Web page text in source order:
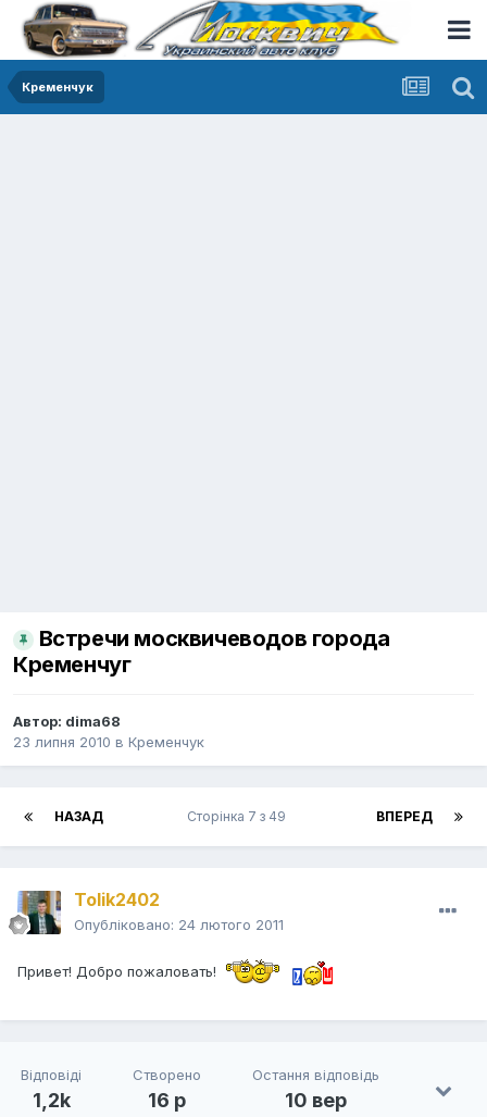
Кременчук
Встречи москвичеводов города
Кременчуг
Автор: dima68
23 липня 2010 в Кременчук
НАЗАД ВПЕРЕД
Сторінка 7 з 49
Tolik2402
Опубліковано: 24 лютого 2011
Привет! Добро пожаловать!
Відповіді
1,2k
Створено
16 р
Остання відповідь
10 вер